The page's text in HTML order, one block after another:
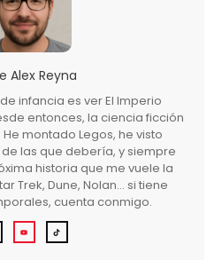
Alex Reyna
infancia es ver El Imperio
entonces, la ciencia ficción
montado Legos, he visto
las que debería, y siempre
historia que me vuele la
Trek, Dune, Nolan… si tiene
cuenta conmigo.